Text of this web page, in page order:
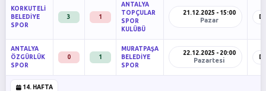
KORKUTELİ
BELEDİYE
SPOR
3 1
ANTALYA
TOPÇULAR
SPOR
KULÜBÜ
21.12.2025 - 15:00
Pazar
ANTALYA
ÖZGÜRLÜK
SPOR
0 1
MURATPAŞA
BELEDİYE
SPOR
22.12.2025 - 20:00
Pazartesi
14. HAFTA